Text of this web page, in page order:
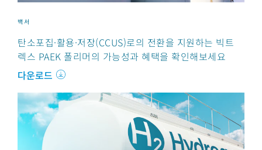
백서
탄소포집·활용·저장(CCUS)로의 전환을 지원하는 빅트
렉스 PAEK 폴리머의 가능성과 혜택을 확인해보세요
다운로드